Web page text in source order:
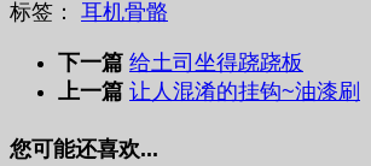
标签： 耳机骨骼
下一篇 给土司坐得跷跷板
上一篇 让人混淆的挂钩~油漆刷
您可能还喜欢...